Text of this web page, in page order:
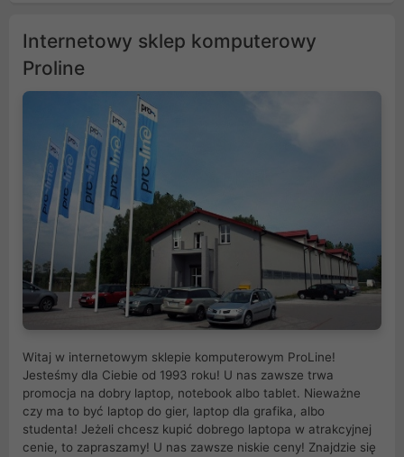
Internetowy sklep komputerowy
Proline
Witaj w internetowym sklepie komputerowym ProLine!
Jesteśmy dla Ciebie od 1993 roku! U nas zawsze trwa
promocja na dobry laptop, notebook albo tablet. Nieważne
czy ma to być laptop do gier, laptop dla grafika, albo
studenta! Jeżeli chcesz kupić dobrego laptopa w atrakcyjnej
cenie, to zapraszamy! U nas zawsze niskie ceny! Znajdzie się